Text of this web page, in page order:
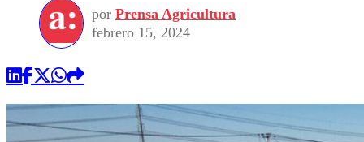
Motor
Otros Deportes
Universidad Católica
Universidad de Chile
Dato Practico
Política
Sustentabilidad
Vida Social
Publicaciones en medios
Comercial
por Prensa Agricultura
febrero 15, 2024